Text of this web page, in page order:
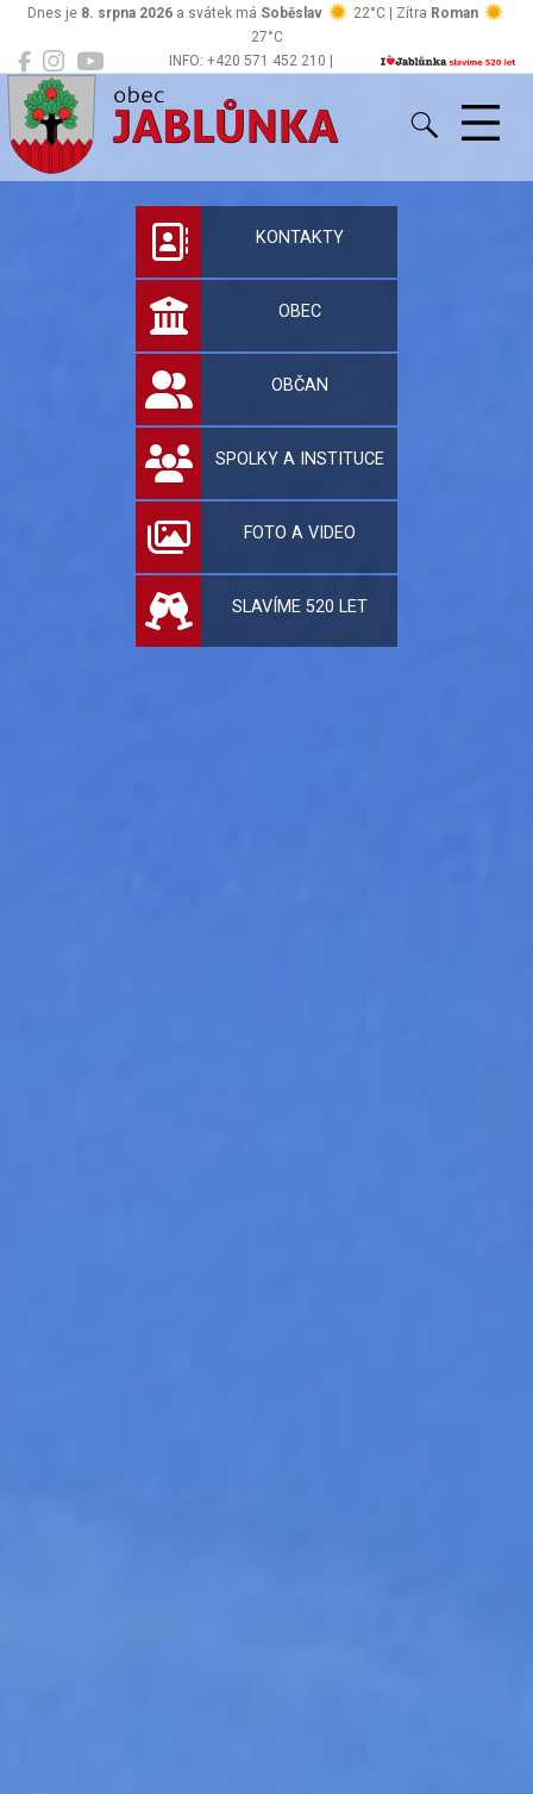
INFO: +420 571 452 210 |
Dnes je 8. srpna 2026 a svátek má Soběslav 22°C | Zítra Roman
27°C
Jablůnka
Oficiální stránky
KONTAKTY
OBEC
OBČAN
SPOLKY A INSTITUCE
FOTO A VIDEO
SLAVÍME 520 LET